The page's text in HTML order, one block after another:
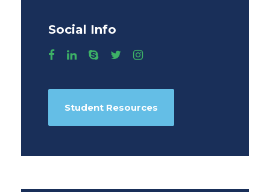
Social Info
Student Resources